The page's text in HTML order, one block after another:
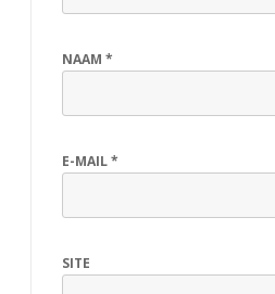
NAAM *
E-MAIL*
SITE